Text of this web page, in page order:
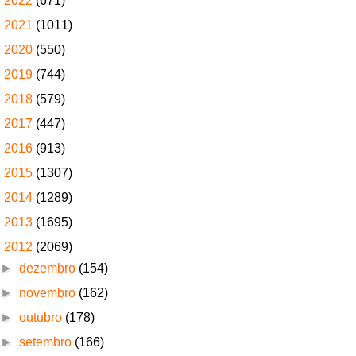
2021 (1011)
2020 (550)
2019 (744)
2018 (579)
2017 (447)
2016 (913)
2015 (1307)
2014 (1289)
2013 (1695)
2012 (2069)
►dezembro (154)
► novembro (162)
►outubro (178)
►setembro (166)